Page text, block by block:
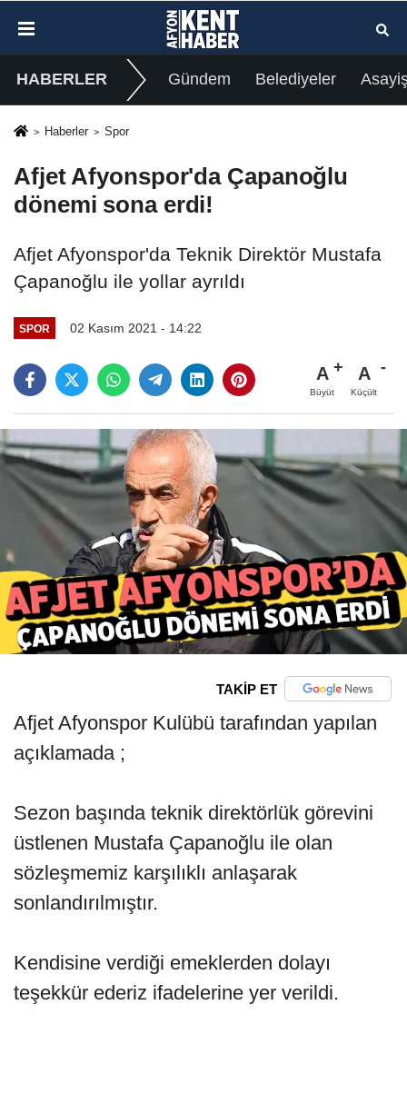
HABERLER Gündem Belediyeler
Haberler Spor
Afjet Afyonspor'da Çapanoğlu
dönemi sona erdi!
Afjet Afyonspor'da Teknik Direktör Mustafa
Çapanoğlu ile yollar ayrıldı
SPOR 02 Kasım 2021 - 14:22
A
Büyüt
A
Küçült
TAKİP ET
Afjet Afyonspor Kulübü tarafından yapılan
açıklamada ;
Sezon başında teknik direktörlük görevini
üstlenen Mustafa Çapanoğlu ile olan
sözleşmemiz karşılıklı anlaşarak
sonlandırılmıştır.
Kendisine verdiği emeklerden dolayı
teşekkür ederiz ifadelerine yer verildi.